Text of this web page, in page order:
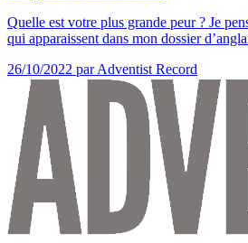
Quelle est votre plus grande peur ? Je
qui apparaissent dans mon dossier
26/10/2022 par Adventist Record